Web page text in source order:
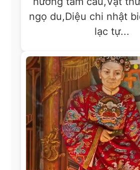
ngọ du,Diệu chi nhật
lạc tự...